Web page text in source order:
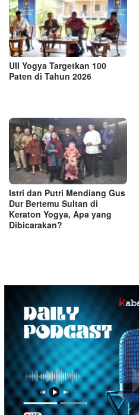
UII Yogya Targetkan 100
Paten di Tahun 2026
Istri dan Putri Mendiang Gus
Dur Bertemu Sultan di
Keraton Yogya, Apa yang
Dibicarakan?